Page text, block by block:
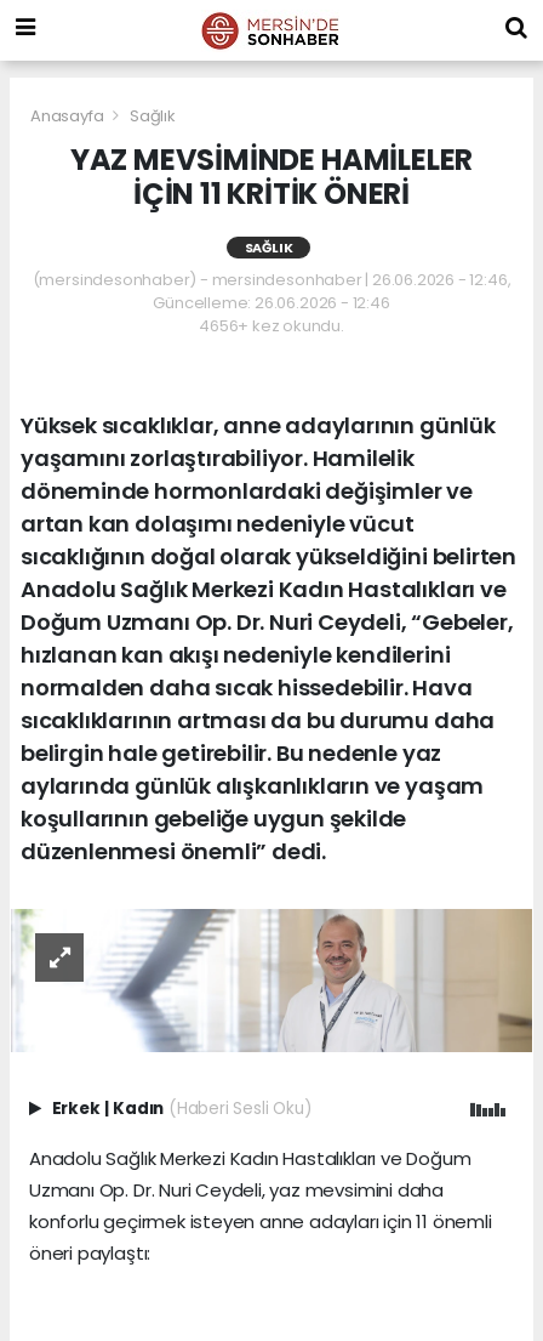
Anasayfa Sağlık
YAZ MEVSİMİNDE HAMİLELER
İÇİN 11 KRİTİK ÖNERİ
SAĞLIK
(mersindesonhaber) - mersindesonhaber | 26.06.2026 - 12:46,
Güncelleme: 26.06.2026 - 12:46
4656+ kez okundu.
Yüksek sıcaklıklar, anne adaylarının günlük
yaşamını zorlaştırabiliyor. Hamilelik
döneminde hormonlardaki değişimler ve
artan kan dolaşımı nedeniyle vücut
sıcaklığının doğal olarak yükseldiğini belirten
Anadolu Sağlık Merkezi Kadın Hastalıkları ve
Doğum Uzmanı Op. Dr. Nuri Ceydeli, “Gebeler,
hızlanan kan akışı nedeniyle kendilerini
normalden daha sıcak hissedebilir. Hava
sıcaklıklarının artması da bu durumu daha
belirgin hale getirebilir. Bu nedenle yaz
aylarında günlük alışkanlıkların ve yaşam
koşullarının gebeliğe uygun şekilde
düzenlenmesi önemli” dedi.
Erkek Kadın (Haberi Sesli Oku)
Anadolu Sağlık Merkezi Kadın Hastalıkları ve Doğum
Uzmanı Op. Dr. Nuri Ceydeli, yaz mevsimini daha
konforlu geçirmek isteyen anne adayları için 11 önemli
öneri paylaştı: